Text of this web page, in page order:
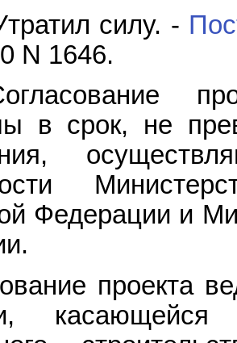
силу. -
N 1646.
в срок, не
Федерации и
проекта
касающейся